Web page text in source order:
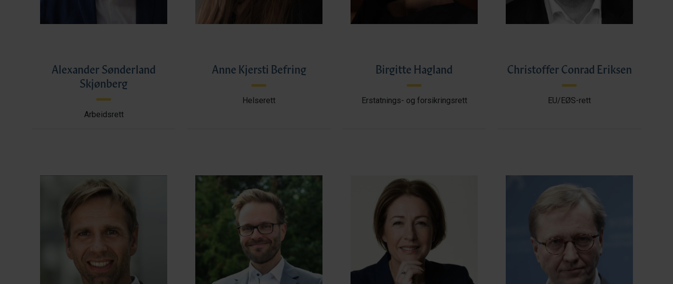
Alexander Sønderland
Skjønberg
Arbeidsrett
Anne Kjersti Befring
Helserett
Birgitte Hagland
Erstatnings- og forsikringsrett
Christoffer Conrad Eriksen
EU/EØS-rett